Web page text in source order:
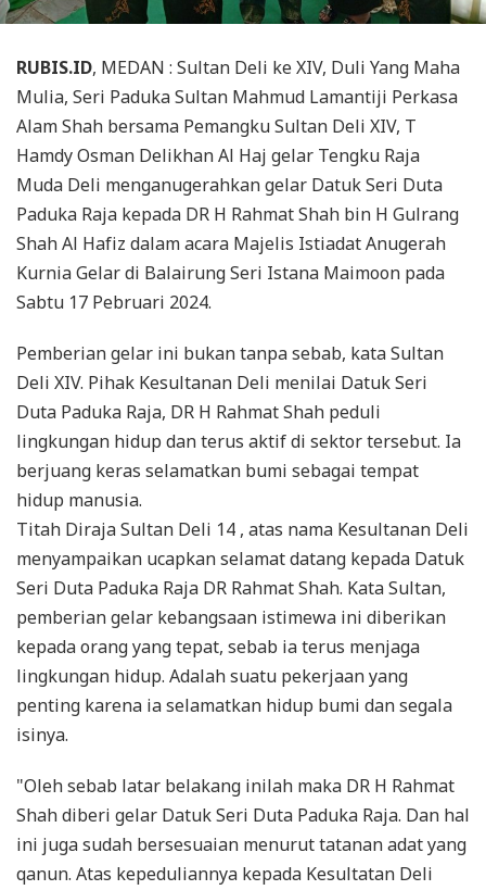
RUBIS.ID, MEDAN : Sultan Deli ke XIV, Duli Yang Maha
Mulia, Seri Paduka Sultan Mahmud Lamantiji Perkasa
Alam Shah bersama Pemangku Sultan Deli XIV, T
Hamdy Osman Delikhan Al Haj gelar Tengku Raja
Muda Deli menganugerahkan gelar Datuk Seri Duta
Paduka Raja kepada DR H Rahmat Shah bin H Gulrang
Shah Al Hafiz dalam acara Majelis Istiadat Anugerah
Kurnia Gelar di Balairung Seri Istana Maimoon pada
Sabtu 17 Pebruari 2024.
Pemberian gelar ini bukan tanpa sebab, kata Sultan
Deli XIV. Pihak Kesultanan Deli menilai Datuk Seri
Duta Paduka Raja, DR H Rahmat Shah peduli
lingkungan hidup dan terus aktif di sektor tersebut. Ia
berjuang keras selamatkan bumi sebagai tempat
hidup manusia.
Titah Diraja Sultan Deli 14 , atas nama Kesultanan Deli
menyampaikan ucapkan selamat datang kepada Datuk
Seri Duta Paduka Raja DR Rahmat Shah. Kata Sultan,
pemberian gelar kebangsaan istimewa ini diberikan
kepada orang yang tepat, sebab ia terus menjaga
lingkungan hidup. Adalah suatu pekerjaan yang
penting karena ia selamatkan hidup bumi dan segala
isinya.
"Oleh sebab latar belakang inilah maka DR H Rahmat
Shah diberi gelar Datuk Seri Duta Paduka Raja. Dan hal
ini juga sudah bersesuaian menurut tatanan adat yang
qanun. Atas kepeduliannya kepada Kesultatan Deli